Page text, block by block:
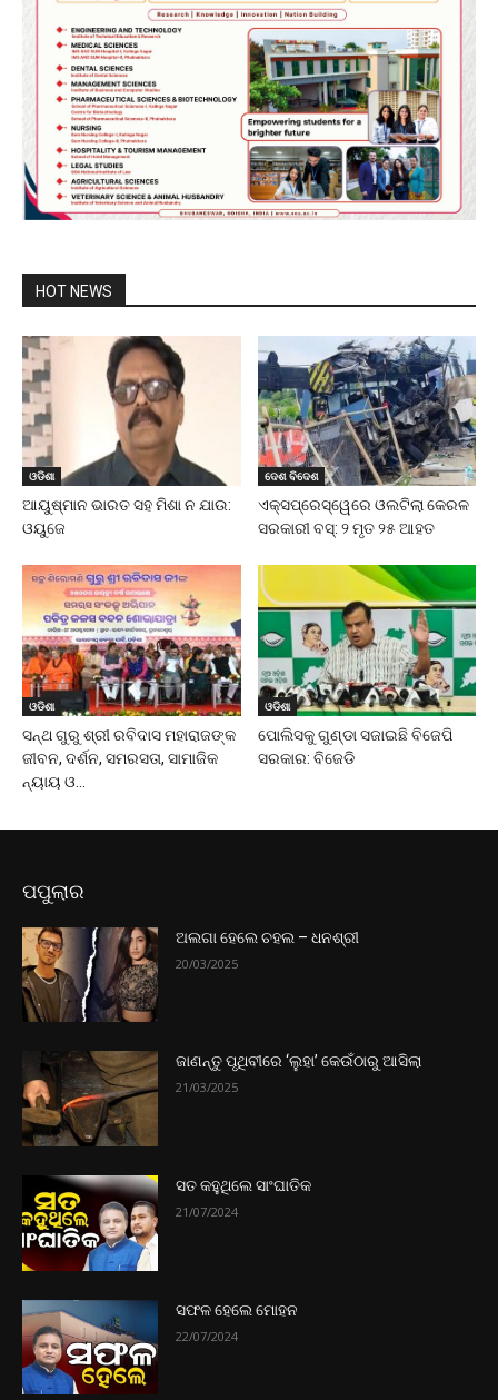
HOT NEWS
ଓଡିଶା
ଆୟୁଷ୍ମାନ ଭାରତ ସହ ମିଶା ନ ଯାଉ:
ଓୟୁଜେ
ଦେଶ ବିଦେଶ
ଏକ୍ସପ୍ରେସ୍‌ୱେରେ ଓଲଟିଲା କେରଳ
ସରକାରୀ ବସ୍‌: ୨ ମୃତ ୨୫ ଆହତ
ଓଡିଶା
ସନ୍ଥ ଗୁରୁ ଶ୍ରୀ ରବିଦାସ ମହାରାଜଙ୍କ
ଜୀବନ, ଦର୍ଶନ, ସମରସତା, ସାମାଜିକ
ନ୍ୟାୟ ଓ...
ଓଡିଶା
ପୋଲିସକୁ ଗୁଣ୍ଡା ସଜାଇଛି ବିଜେପି
ସରକାର: ବିଜେଡି
ପପୁଲାର
ଅଲଗା ହେଲେ ଚହଲ – ଧନଶ୍ରୀ
20/03/2025
ଜାଣନ୍ତୁ ପୃଥିବୀରେ ‘ଲୁହା’ କେଉଁଠାରୁ ଆସିଲା
21/03/2025
ସତ କହୁଥିଲେ ସାଂଘାତିକ
21/07/2024
ସଫଳ ହେଲେ ମୋହନ
22/07/2024